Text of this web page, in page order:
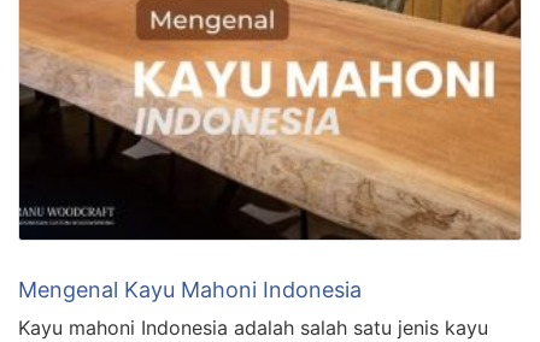
Mengenal Kayu Mahoni Indonesia
Kayu mahoni Indonesia adalah salah satu jenis kayu